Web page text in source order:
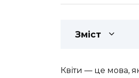
Зміст
Квіти — це мова,